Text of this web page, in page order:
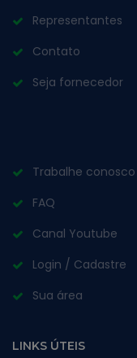
Representantes
Contato
Seja fornecedor
Trabalhe conosco
FAQ
Canal Youtube
Login / Cadastre
Sua área
LINKS ÚTEIS